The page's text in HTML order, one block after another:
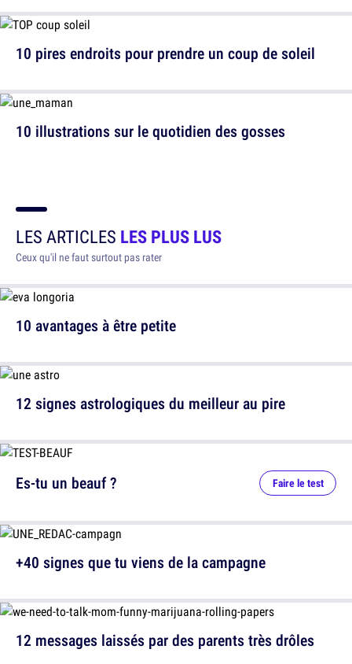
10 pires endroits pour prendre un coup de soleil
10 illustrations sur le quotidien des gosses
LES ARTICLES LES PLUS LUS
Ceux qu'il ne faut surtout pas rater
10 avantages à être petite
12 signes astrologiques du meilleur au pire
12 messages laissés par des parents très drôles
Es-tu un beauf ? Faire le test
+40 signes que tu viens de la campagne